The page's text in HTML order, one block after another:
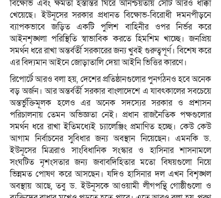
বিক্ষোভ এবং ক্ষমতা হস্তান্তর ঘিরে অনিশ্চয়তায় সেটি আরও ধাক্কা
খেয়েছে। ইউনূসের সরকার প্রধানত বিক্ষোভ-বিরোধী দমনপীড়নে
ব্যাপকভাবে জড়িত একটি পুলিশ বাহিনীর ওপর নির্ভর করে
আইনশৃঙ্খলা পরিস্থিতি স্বাভাবিক করতে হিমশিম খাচ্ছে। জনপ্রিয়
সমর্থন ধরে রাখা অন্তর্বর্তী সরকারের জন্য খুবই গুরুত্বপূর্ণ। বিশেষ করে
এর বিদ্যমান আইনে জোড়াতালি দেয়া আইনি ভিত্তির কারণে।
রিপোর্টে আরও বলা হয়, দেশের প্রতিষ্ঠানগুলোর পুনর্গঠনও হবে অনেক
বড় অর্জন। আর অন্তর্বর্তী সরকার বাংলাদেশে এ যাবৎকালের সবচেয়ে
অন্তর্ভুক্তিমূলক হলেও এর অনেক সদস্যের সরকার ও প্রশাসন
পরিচালনায় তেমন অভিজ্ঞতা নেই। প্রধান রাজনৈতিক পক্ষগুলোর
সমর্থন ধরে রাখা ইতিমধ্যেই চ্যালেঞ্জিং প্রমাণিত হচ্ছে। কেউ কেউ
আগাম নির্বাচনের সুবিধার জন্য অবস্থান নিয়েছেন। এমনকি ড.
ইউনূসের মিত্ররাও সাংবিধানিক সংস্কার ও হাসিনার শাসনামলে
সংঘটিত নৃশংসতার জন্য জবাবদিহিতার মতো বিষয়গুলো নিয়ে
ভিন্নমত পোষণ করে আসছেন। যদিও হাসিনার দল এখন বিশৃঙ্খল
অবস্থায় আছে, তবু ড. ইউনূসকে আওয়ামী লীগপন্থি গোষ্ঠীগুলো ও